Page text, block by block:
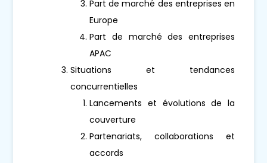
Part de marché des entreprises en
Europe
Part de marché des entreprises
APAC
Situations et tendances
concurrentielles
Lancements et évolutions de la
couverture
Partenariats, collaborations et
accords